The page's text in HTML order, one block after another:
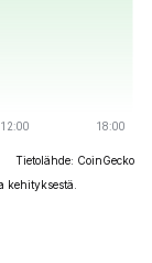
Tietolähde: CoinGecko
kehityksestä.